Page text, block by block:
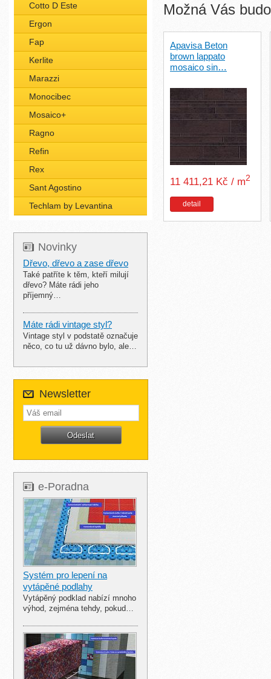
Cotto D Este
Ergon
Fap
Kerlite
Marazzi
Monocibec
Mosaico+
Ragno
Refin
Rex
Sant Agostino
Techlam by Levantina
Novinky
Dřevo, dřevo a zase dřevo
Také patříte k těm, kteří milují
dřevo? Máte rádi jeho
příjemný…
Máte rádi vintage styl?
Vintage styl v podstatě označuje
něco, co tu už dávno bylo, ale…
Newsletter
e-Poradna
Systém pro lepení na
vytápěné podlahy
Vytápěný podklad nabízí mnoho
výhod, zejména tehdy, pokud…
Možná Vás
Apavisa Beton
brown lappato
mosaico sin…
11 411,21 Kč / m2
detail